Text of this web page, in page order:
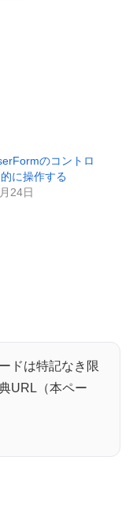
のコントロ
に操作する
24日
ドは特記なき限
URL（本ペー